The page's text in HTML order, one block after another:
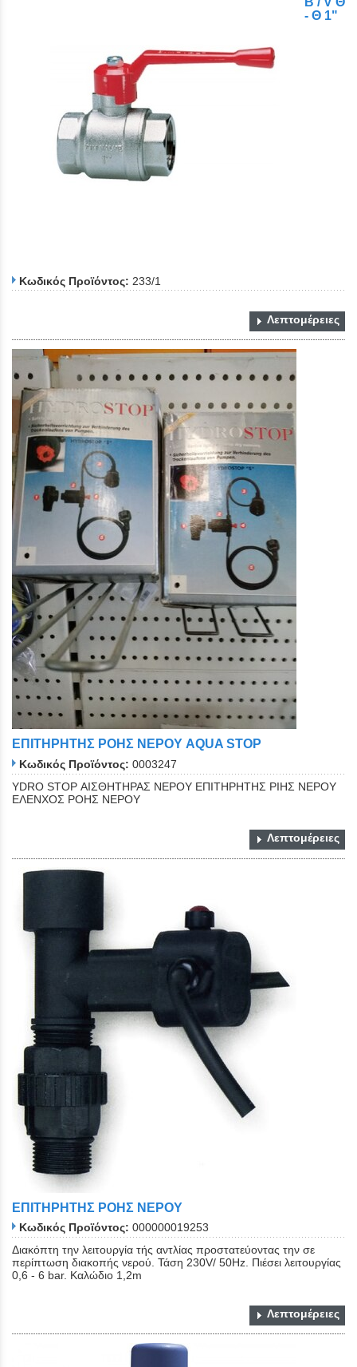
- Θ 1"
Κωδικός Προϊόντος: 233/1
Λεπτομέρειες
ΕΠΙΤΗΡΗΤΗΣ ΡΟΗΣ ΝΕΡΟΥ AQUA STOP
Κωδικός Προϊόντος: 0003247
YDRO STOP ΑΙΣΘΗΤΗΡΑΣ ΝΕΡΟΥ ΕΠΙΤΗΡΗΤΗΣ ΡΙΗΣ ΝΕΡΟΥ
ΕΛΕΝΧΟΣ ΡΟΗΣ ΝΕΡΟΥ
Λεπτομέρειες
ΕΠΙΤΗΡΗΤΗΣ ΡΟΗΣ ΝΕΡΟΥ
Κωδικός Προϊόντος: 000000019253
Διακόπτη την λειτουργία τής αντλίας προστατεύοντας την σε
περίπτωση διακοπής νερού. Τάση 230V/ 50Hz. Πιέσει λειτουργίας
0,6 - 6 bar. Καλώδιο 1,2m
Λεπτομέρειες